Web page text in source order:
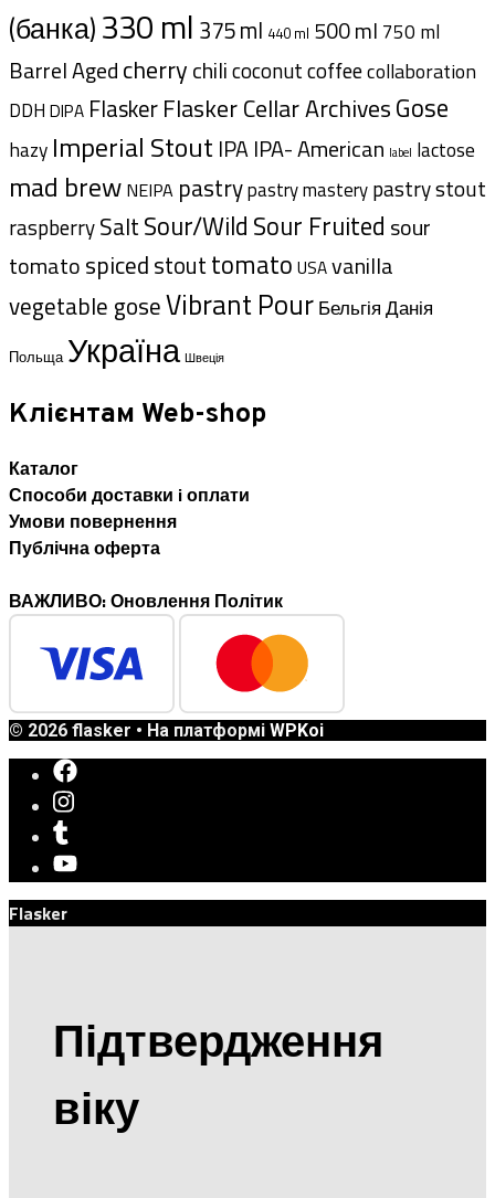
(банка)330 ml 375 ml 440 ml 500 ml 750 ml
Barrel Agedcherrychilicoconutcoffeecollaboration
DDH DIPA FlaskerFlasker Cellar ArchivesGose
hazy Imperial Stout IPA IPA- American label lactose
mad brew NEIPA pastrypastry masterypastry stout
raspberrySaltSour/Wild Sour Fruited sour
tomatospicedstouttomato USAvanilla
vegetable goseVibrant PourБельгіяДанія
Польща Україна Швеція
Клієнтам Web-shop
Каталог
Способи доставки i оплати
Умови повернення
Публічна оферта
ВАЖЛИВО: Оновлення Політик
© 2026 flasker • На платформі WPKoi
Flasker
Підтвердження
віку